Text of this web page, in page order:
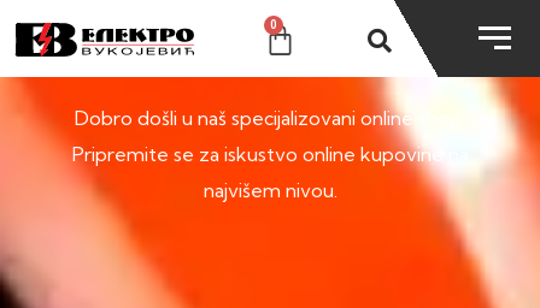
0
SHOP
Dobro došli u naš specijalizovani online shop.
Pripremite se za iskustvo online kupovine na
najvišem nivou.